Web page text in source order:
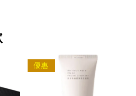
優惠